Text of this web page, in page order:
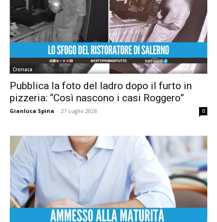
Cronaca
Pubblica la foto del ladro dopo il furto in
pizzeria: “Così nascono i casi Roggero”
Gianluca Spina - 27 Luglio 2026 0